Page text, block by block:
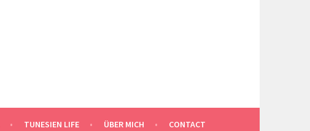
TUNESIEN LIFE ÜBER MICH CONTACT